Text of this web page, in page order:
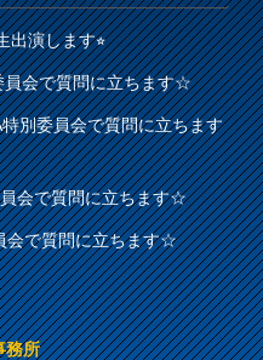
出演します⭐︎
会で質問に立ちます☆
別委員会で質問に立ちます
会で質問に立ちます☆
会で質問に立ちます☆
務所